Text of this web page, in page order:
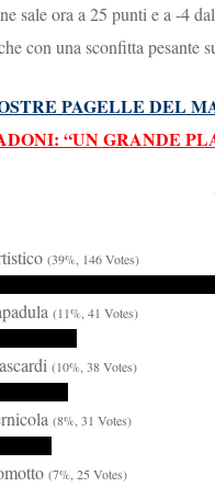
sale ora a 25 punti e a -4
con una sconfitta pesante
PAGELLE DEL
“UN GRANDE
(39%, 146 Votes)
(11%, 41 Votes)
(10%, 38 Votes)
(8%, 31 Votes)
(7%, 25 Votes)